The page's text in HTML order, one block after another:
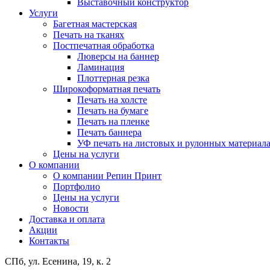
Услуги
Багетная мастерская
Печать на тканях
Постпечатная обработка
Люверсы на баннер
Ламинация
Плоттерная резка
Широкоформатная печать
Печать на холсте
Печать на бумаге
Печать на пленке
Печать баннера
УФ печать на листовых и рулонных
Цены на услуги
О компании
О компании Репин Принт
Портфолио
Цены на услуги
Новости
Доставка и оплата
Акции
Контакты
СПб, ул. Есенина, 19, к. 2